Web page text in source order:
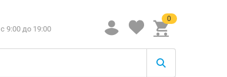
c 9:00 до 19:00
0